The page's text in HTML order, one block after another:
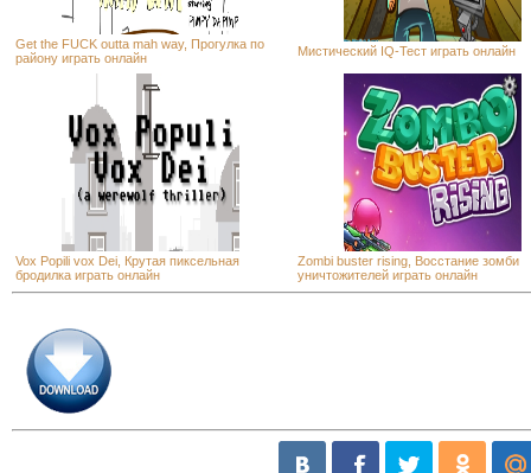
Get the FUCK outta mah way, Прогулка по
району играть онлайн
Мистический IQ-Тест играть онлайн
Vox Popili vox Dei, Крутая пиксельная
бродилка играть онлайн
Zombi buster rising, Восстание зомби
уничтожителей играть онлайн